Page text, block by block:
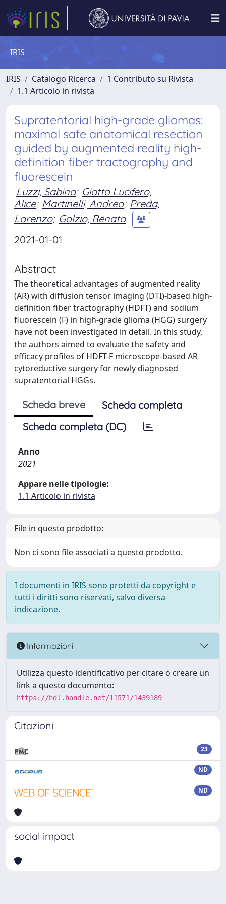
IRIS
IRIS Catalogo Ricerca
1 Contributo su Rivista
1.1 Articolo in rivista
Supratentorial high-grade gliomas:
maximal safe anatomical resection
guided by augmented reality high-
definition fiber tractography and
fluorescein
Luzzi, Sabino; Giotta Lucifero,
Alice; Martinelli, Andrea; Preda,
Lorenzo; Galzio, Renato
2021-01-01
Abstract
The theoretical advantages of augmented reality
(AR) with diffusion tensor imaging (DTI)-based high-
definition fiber tractography (HDFT) and sodium
fluorescein (F) in high-grade glioma (HGG) surgery
have not been investigated in detail. In this study,
the authors aimed to evaluate the safety and
efficacy profiles of HDFT-F microscope-based AR
cytoreductive surgery for newly diagnosed
supratentorial HGGs.
Scheda breve
Scheda completa
Scheda completa (DC)
Anno
2021
Appare nelle tipologie:
1.1 Articolo in rivista
File in questo prodotto:
Non ci sono file associati a questo prodotto.
I documenti in IRIS sono protetti da copyright e
tutti i diritti sono riservati, salvo diversa
indicazione.
Informazioni
Utilizza questo identificativo per citare o creare un
link a questo documento:
https://hdl.handle.net/11571/1439189
Citazioni
23
ND
ND
social impact